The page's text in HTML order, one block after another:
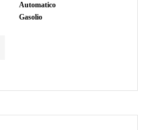
Automatico
Gasolio